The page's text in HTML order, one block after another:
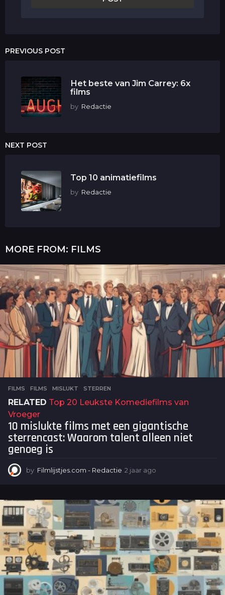
PREVIOUS POST
Het beste van Jim Carrey: 6x
films
by Redactie
NEXT POST
Top 10 animatiefilms
by Redactie
MORE FROM: FILMS
FILMS FILMS ,MISLUKT ,STERREN
RELATED Top 20 Leukste Komediefilms van
Vroeger
10 mislukte films met een gigantische
sterrencast: Waarom talent alleen niet
genoeg is
by Filmlijstjes.com - Redactie 2 jaar ago
a
r
a
g
o